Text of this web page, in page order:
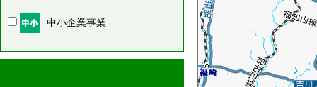
中小企業事業